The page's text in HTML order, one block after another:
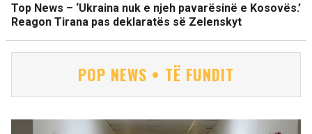
Top News – ‘Ukraina nuk e njeh pavarësinë e Kosovës.’
Reagon Tirana pas deklaratës së Zelenskyt
POP NEWS • TË FUNDIT